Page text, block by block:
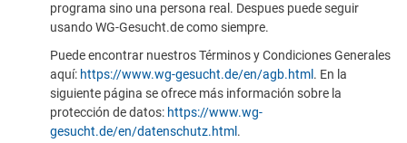
programa sino una persona real. Despues puede seguir
usando WG-Gesucht.de como siempre.
Puede encontrar nuestros Términos y Condiciones Generales
aquí: https://www.wg-gesucht.de/en/agb.html . En la
siguiente página se ofrece más información sobre la
protección de datos: https://www.wg-
gesucht.de/en/datenschutz.html .